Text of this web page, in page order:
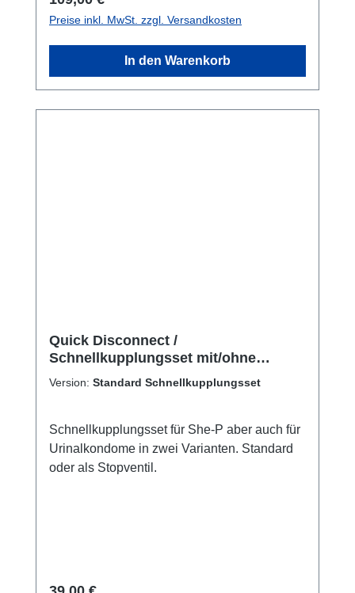
Preise inkl. MwSt. zzgl. Versandkosten
In den Warenkorb
Quick Disconnect /
Schnellkupplungsset mit/ohne
Stopventil
Version: Standard Schnellkupplungsset
Schnellkupplungsset für She-P aber auch für
Urinalkondome in zwei Varianten. Standard
oder als Stopventil.
Regulärer Preis: